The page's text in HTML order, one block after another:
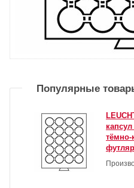
Популярные